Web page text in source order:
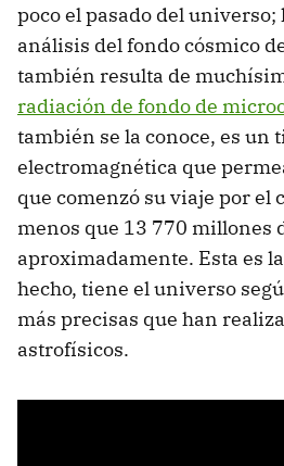
poco el pasado del
análisis del fondo cósmico
también resulta de
radiación de fondo de
también se la conoce, es un
electromagnética que
que comenzó su viaje por el
menos que 13 770 millones
aproximadamente. Esta es
hecho, tiene el universo
más precisas que han
astrofísicos.